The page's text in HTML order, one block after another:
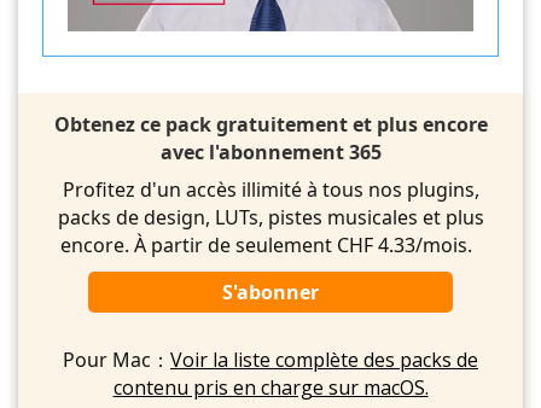
Obtenez ce pack gratuitement et plus encore
avec l'abonnement 365
Profitez d'un accès illimité à tous nos plugins,
packs de design, LUTs, pistes musicales et plus
encore. À partir de seulement CHF 4.33/mois.
S'abonner
Pour Mac： Voir la liste complète des packs de
contenu pris en charge sur macOS.